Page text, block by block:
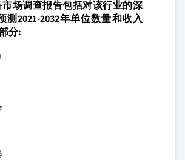
场调查报告包括对该行业的深
测2021-2032年单位数量和收入
分: